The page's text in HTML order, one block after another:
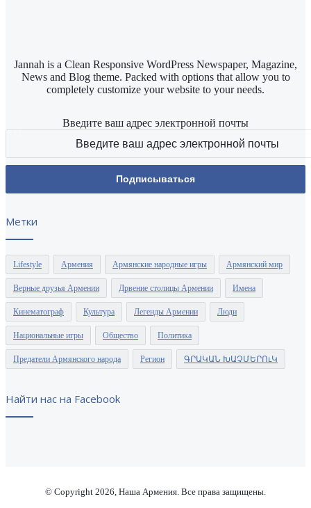
Jannah is a Clean Responsive WordPress Newspaper, Magazine,
News and Blog theme. Packed with options that allow you to
completely customize your website to your needs.
Введите ваш адрес электронной почты
Метки
Lifestyle Армения Армянские народные игры Армянский мир
Верные друзья Армении Дрвение столицы Армении Имена
Кинематограф Культура Легенды Армении Люди
Национальные игры Общество Политика
Предатели Армянского народа Регион ԳՐԱԿԱՆ ԽԱՉՄԵՐՈւԿ
Найти нас на Facebook
© Copyright 2026, Наша Армения. Все права защищены.